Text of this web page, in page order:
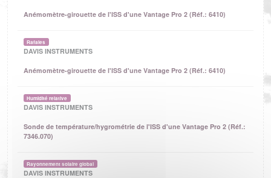
Anémomètre-girouette de l'ISS d'une Vantage Pro 2 (Réf.: 6410)
Rafales
DAVIS INSTRUMENTS
Anémomètre-girouette de l'ISS d'une Vantage Pro 2 (Réf.: 6410)
Humidité relative
DAVIS INSTRUMENTS
Sonde de température/hygrométrie de l'ISS d'une Vantage Pro 2 (Réf.:
7346.070)
Rayonnement solaire global
DAVIS INSTRUMENTS